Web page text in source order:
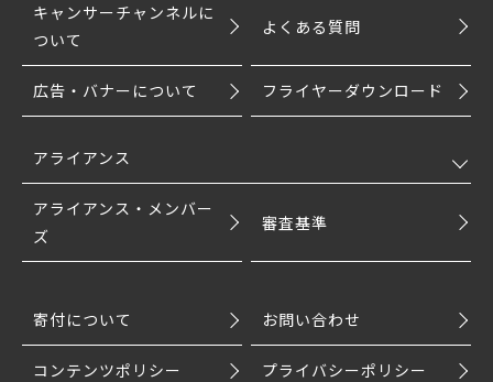
キャンサーチャンネルに
ついて
よくある質問
広告・バナーについて フライヤーダウンロード
アライアンス
アライアンス・メンバー
ズ
審査基準
寄付について お問い合わせ
コンテンツポリシー プライバシーポリシー